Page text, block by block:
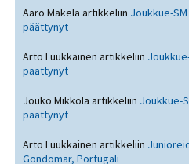
Aaro Mäkelä artikkeliin Joukkue-
päättynyt
Arto Luukkainen artikkeliin
päättynyt
Jouko Mikkola artikkeliin Joukkue-
päättynyt
Arto Luukkainen artikkeliin
Gondomar, Portugali